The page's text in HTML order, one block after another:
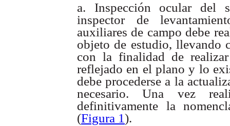
a. Inspección ocular del
inspector de
auxiliares de campo debe
objeto de estudio, llevando
con la finalidad de
reflejado en el plano y lo
debe procederse a la
necesario. Una vez
definitivamente la
(Figura 1).